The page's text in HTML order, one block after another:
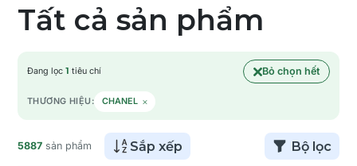
Tất cả sản phẩm
Đang lọc 1 tiêu chí Bỏ chọn hết
THƯƠNG HIỆU: CHANEL ×
5887 sản phẩm Sắp xếp Bộ lọc